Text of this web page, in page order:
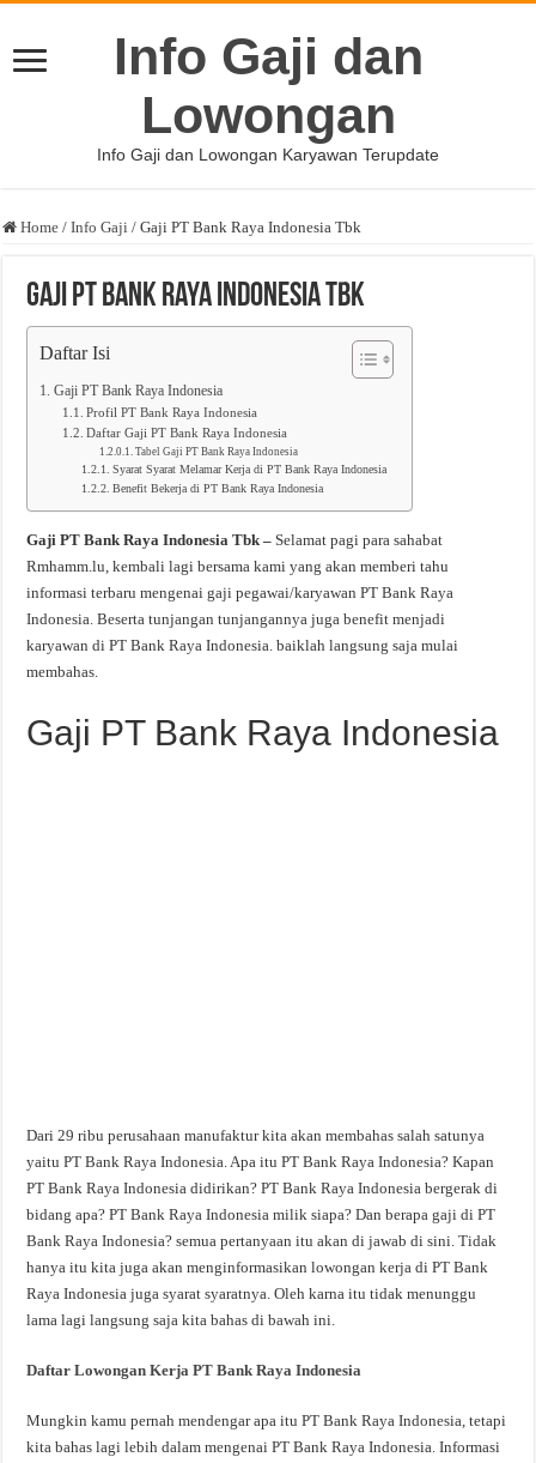
Info Gaji dan
Lowongan
Info Gaji dan Lowongan Karyawan Terupdate
Home / Info Gaji / Gaji PT Bank Raya Indonesia Tbk
Gaji PT Bank Raya Indonesia Tbk
Daftar Isi
Gaji PT Bank Raya Indonesia
Profil PT Bank Raya Indonesia
Daftar Gaji PT Bank Raya Indonesia
Tabel Gaji PT Bank Raya Indonesia
Syarat Syarat Melamar Kerja di PT Bank Raya Indonesia
Benefit Bekerja di PT Bank Raya Indonesia
Gaji PT Bank Raya Indonesia Tbk –Selamat pagi para sahabat
Rmhamm.lu, kembali lagi bersama kami yang akan memberi tahu
informasi terbaru mengenai gaji pegawai/karyawan PT Bank Raya
Indonesia. Beserta tunjangan tunjangannya juga benefit menjadi
karyawan di PT Bank Raya Indonesia. baiklah langsung saja mulai
membahas.
Gaji PT Bank Raya Indonesia
Dari 29 ribu perusahaan manufaktur kita akan membahas salah satunya
yaitu PT Bank Raya Indonesia. Apa itu PT Bank Raya Indonesia? Kapan
PT Bank Raya Indonesia didirikan? PT Bank Raya Indonesia bergerak di
bidang apa? PT Bank Raya Indonesia milik siapa? Dan berapa gaji di PT
Bank Raya Indonesia? semua pertanyaan itu akan di jawab di sini. Tidak
hanya itu kita juga akan menginformasikan lowongan kerja di PT Bank
Raya Indonesia juga syarat syaratnya. Oleh karna itu tidak menunggu
lama lagi langsung saja kita bahas di bawah ini.
Daftar Lowongan Kerja PT Bank Raya Indonesia
Mungkin kamu pernah mendengar apa itu PT Bank Raya Indonesia, tetapi
kita bahas lagi lebih dalam mengenai PT Bank Raya Indonesia. Informasi